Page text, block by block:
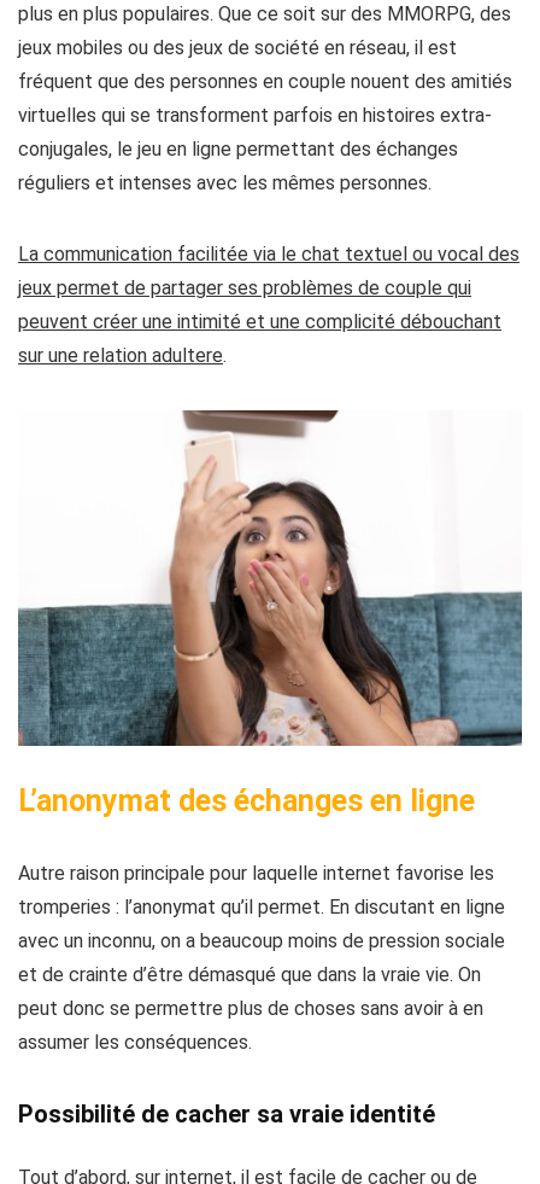
plus en plus populaires. Que ce soit sur des MMORPG, des
jeux mobiles ou des jeux de société en réseau, il est
fréquent que des personnes en couple nouent des amitiés
virtuelles qui se transforment parfois en histoires extra-
conjugales, le jeu en ligne permettant des échanges
réguliers et intenses avec les mêmes personnes.
La communication facilitée via le chat textuel ou vocal des
jeux permet de partager ses problèmes de couple qui
peuvent créer une intimité et une complicité débouchant
sur une relation adultere.
L’anonymat des échanges en ligne
Autre raison principale pour laquelle internet favorise les
tromperies : l’anonymat qu’il permet. En discutant en ligne
avec un inconnu, on a beaucoup moins de pression sociale
et de crainte d’être démasqué que dans la vraie vie. On
peut donc se permettre plus de choses sans avoir à en
assumer les conséquences.
Possibilité de cacher sa vraie identité
Tout d’abord, sur internet, il est facile de cacher ou de